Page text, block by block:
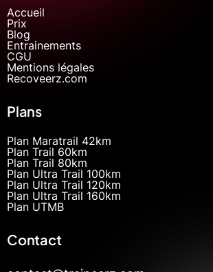
Accueil
Prix
Blog
Entrainements
CGU
Mentions légales
Recoveerz.com
Plans
Plan Maratrail 42km
Plan Trail 60km
Plan Trail 80km
Plan Ultra Trail 100km
Plan Ultra Trail 120km
Plan Ultra Trail 160km
Plan UTMB
Contact